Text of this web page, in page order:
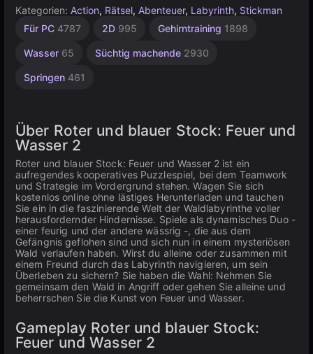
Kategorien: Action, Rätsel, Abenteuer, Labyrinth, Stickman
Für PC 4787 2D 995 Gehirntraining 1898
Wasser 65 Süchtig machende 2930
Springen 461
Gedankenspiele
Sammeln
Agility
Desktop
Hochwertige
Für
1481
Pixel
436
Browser
Konstruktion
Über Roter und blauer Stock: Feuer und
Wasser 2
Roter und blauer Stock: Feuer und Wasser 2 ist ein
aufregendes kooperatives Puzzlespiel, bei dem Teamwork
und Strategie im Vordergrund stehen. Wagen Sie sich
kostenlos online ohne lästiges Herunterladen und tauchen
Sie ein in die faszinierende Welt der Waldlabyrinthe voller
herausfordernder Hindernisse. Spiele als dynamisches Duo -
einer feurig und der andere wässrig -, die aus dem
Gefängnis geflohen sind und sich nun in einem mysteriösen
Wald verlaufen haben. Wirst du alleine oder zusammen mit
einem Freund durch das Labyrinth navigieren, um sein
Überleben zu sichern? Sie haben die Wahl: Nehmen Sie
gemeinsam den Wald in Angriff oder gehen Sie alleine und
beherrschen Sie die Kunst von Feuer und Wasser.
Gameplay Roter und blauer Stock:
Feuer und Wasser 2